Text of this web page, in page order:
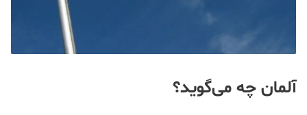
آلمان چه می‌گوید؟